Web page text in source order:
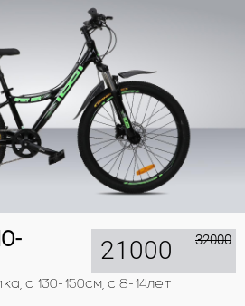
с 130-150см, с 8-14лет
21000 32000